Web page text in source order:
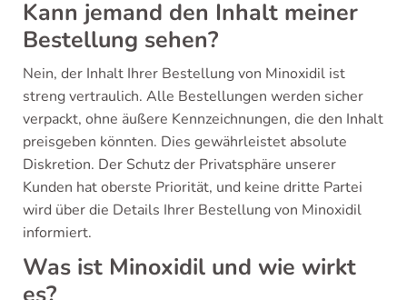
Kann jemand den Inhalt meiner
Bestellung sehen?
Nein, der Inhalt Ihrer Bestellung von Minoxidil ist
streng vertraulich. Alle Bestellungen werden sicher
verpackt, ohne äußere Kennzeichnungen, die den Inhalt
preisgeben könnten. Dies gewährleistet absolute
Diskretion. Der Schutz der Privatsphäre unserer
Kunden hat oberste Priorität, und keine dritte Partei
wird über die Details Ihrer Bestellung von Minoxidil
informiert.
Was ist Minoxidil und wie wirkt